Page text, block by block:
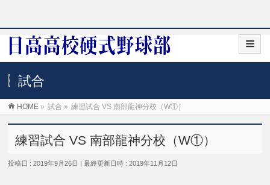
試合
HOME » 試合 » 練習試合 VS 南部龍神分校（W①）
練習試合 VS 南部龍神分校（W①）
投稿日 : 2019年9月26日 最終更新日時 : 2019年11月12日